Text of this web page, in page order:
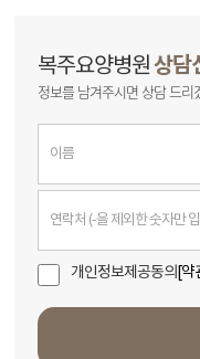
복주요양병원상담
정보를 남겨주시면 상담 드리
개인정보제공동의 [약